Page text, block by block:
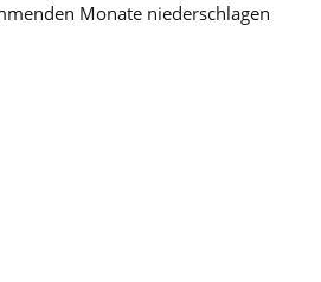
Monate niederschlagen